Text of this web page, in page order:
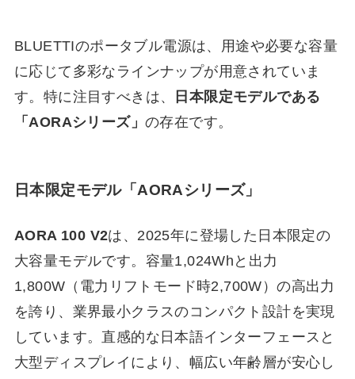
BLUETTIのポータブル電源は、用途や必要な容量
に応じて多彩なラインナップが用意されていま
す。特に注目すべきは、
日本限定モデルである
「AORAシリーズ」 の存在です。
日本限定モデル「AORAシリーズ」
AORA 100 V2は、2025年に登場した日本限定の
大容量モデルです。容量1,024Whと出力
1,800W（電力リフトモード時2,700W）の高出力
を誇り、業界最小クラスのコンパクト設計を実現
しています。直感的な日本語インターフェースと
大型ディスプレイにより、幅広い年齢層が安心し